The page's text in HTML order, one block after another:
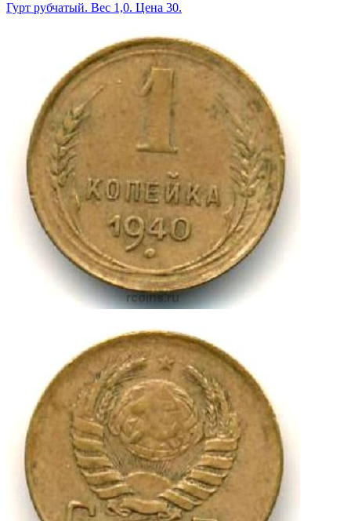
Гурт рубчатый. Вес 1,0. Цена 30.